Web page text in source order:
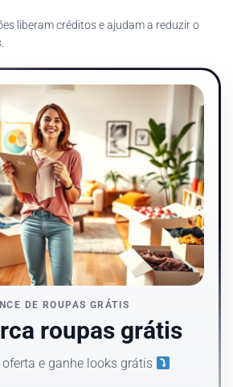
liberam créditos e ajudam a reduzir o
DE ROUPAS GRÁTIS
roupas grátis
e ganhe looks grátis